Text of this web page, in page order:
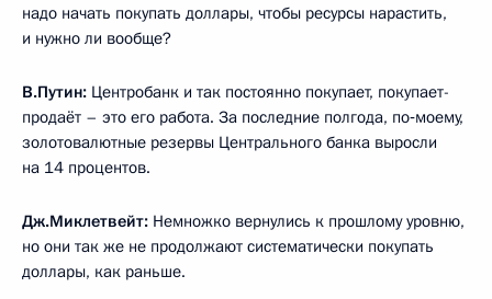
надо начать покупать доллары, чтобы ресурсы нарастить,
и нужно ли вообще?
В.Путин: Центробанк и так постоянно покупает, покупает-
продаёт – это его работа. За последние полгода, по‑моему,
золотовалютные резервы Центрального банка выросли
на 14 процентов.
Дж.Миклетвейт: Немножко вернулись к прошлому уровню,
но они так же не продолжают систематически покупать
доллары, как раньше.